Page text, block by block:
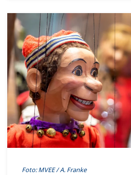
Foto: MVEE / A. Franke